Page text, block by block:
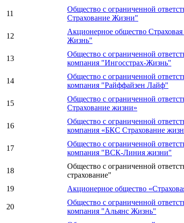
11
Общество с ограниченной
Страхование Жизни"
12
Акционерное общество
Жизнь"
13
Общество с ограниченной
компания "Ингосстрах-Жизнь"
14
Общество с ограниченной
компания "Райффайзен Лайф"
15
Общество с ограниченной
Страхование жизни»
16
Общество с ограниченной
компания «БКС Страхование
17
Общество с ограниченной
компания "ВСК-Линия жизни"
18
Общество с ограниченной
страхование"
19 Акционерное общество
20
Общество с ограниченной
компания "Альянс Жизнь"